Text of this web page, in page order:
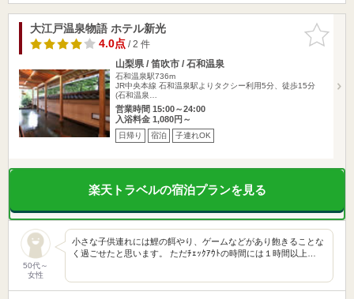
お気に入
りに追加
大江戸温泉物語 ホテル新光
4.0点/ 2 件
山梨県 / 笛吹市 / 石和温泉
石和温泉駅736m
JR中央本線 石和温泉駅よりタクシー利用5分、徒歩15分
(石和温泉…
営業時間 15:00～24:00
入浴料金 1,080円～
日帰り 宿泊 子連れOK
楽天トラベルの宿泊プランを見る
50代～
女性
小さな子供連れには鯉の餌やり、ゲームなどがあり飽きることな
く過ごせたと思います。 ただﾁｪｯｸｱｳﾄの時間には１時間以上…